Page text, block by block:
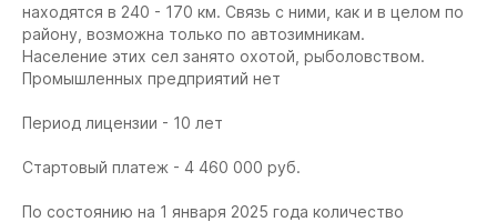
находятся в 240 - 170 км. Связь с ними, как и в целом по
району, возможна только по автозимникам.
Население этих сел занято охотой, рыболовством.
Промышленных предприятий нет
Период лицензии - 10 лет
Стартовый платеж - 4 460 000 руб.
По состоянию на 1 января 2025 года количество